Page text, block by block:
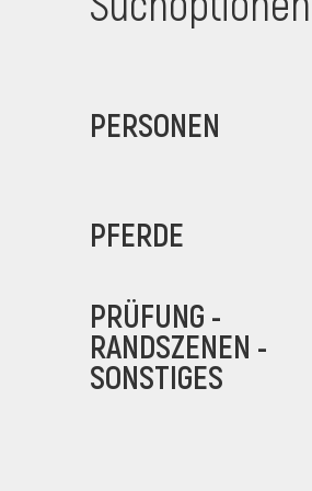
PERSONEN
PFERDE
PRÜFUNG -
RANDSZENEN -
SONSTIGES